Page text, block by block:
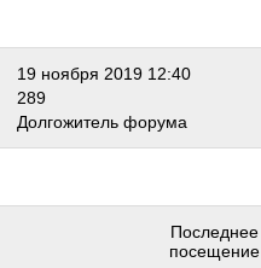
19 ноября 2019 12:40
289
Долгожитель форума
Последнее
посещение